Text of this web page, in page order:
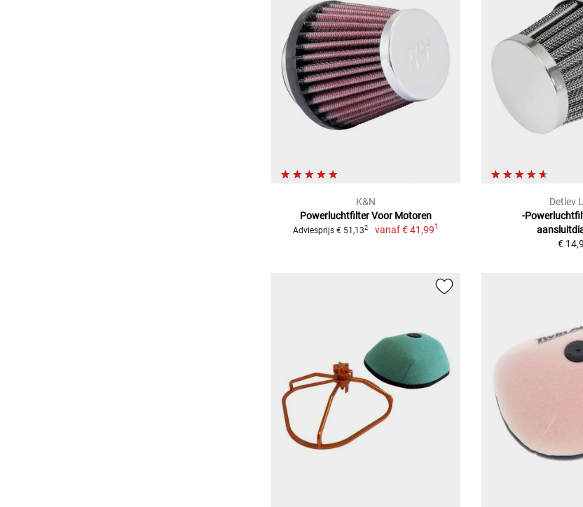
K&N
Powerluchtfilter Voor Motoren
Adviesprijs € 51,132 vanaf€ 41,991
Detlev
-
€